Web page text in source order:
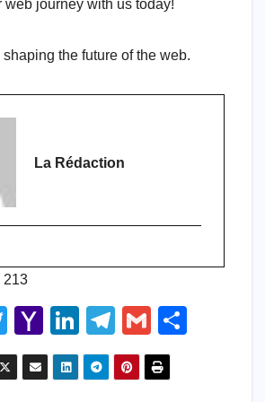
web journey with us today!
shaping the future of the web.
La Rédaction
213
T
wi
tt
Y
a
h
Li
n
k
T
el
e
G
m
ail